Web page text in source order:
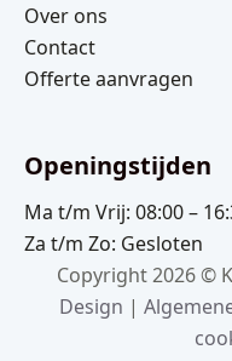
Over ons
Contact
Offerte aanvragen
Openingstijden
Ma t/m Vrij: 08:00 –
Za t/m Zo: Gesloten
Copyright 2026 ©
Design |